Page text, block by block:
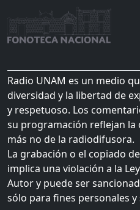
Radio UNAM es un medio
diversidad y la libertad de
y respetuoso. Los
su programación reflejan la
más no de la radiodifusora.
La grabación o el copiado
implica una violación a la
Autor y puede ser
sólo para fines personales